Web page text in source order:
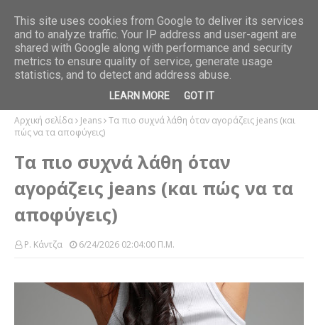
και το Βερονίκ Οβαλντέ. Θυμωμένο κοριτσάκι σε πέτρινο παγκάκι
BOOKS
Αρχική σελίδα Jeans Τα πιο συχνά λάθη όταν αγοράζεις jeans (και
πώς να τα αποφύγεις)
Τα πιο συχνά λάθη όταν
αγοράζεις jeans (και πώς να τα
αποφύγεις)
Ρ. Κάντζα 6/24/2026 02:04:00 Π.μ.
This site uses cookies from Google to deliver its services
and to analyze traffic. Your IP address and user-agent are
shared with Google along with performance and security
metrics to ensure quality of service, generate usage
statistics, and to detect and address abuse.
LEARN MORE GOT IT